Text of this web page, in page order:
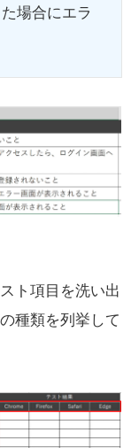
場合にエラ
ト項目を洗い出
種類を列挙して